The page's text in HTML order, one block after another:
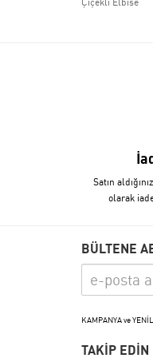
Satın
olarak
BÜLTENE
KAMPANYA ve
TAKİP EDİN